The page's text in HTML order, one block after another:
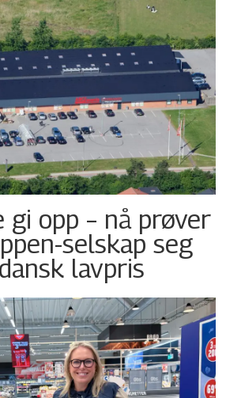
opp – nå prøver
selskap seg
lavpris